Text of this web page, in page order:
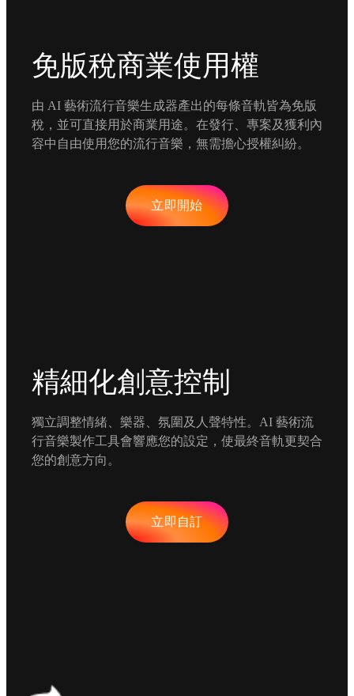
免版稅商業使用權
由 AI 藝術流行音樂生成器產出的每條音軌皆為免版
稅，並可直接用於商業用途。在發行、專案及獲利內
容中自由使用您的流行音樂，無需擔心授權糾紛。
立即開始
精細化創意控制
獨立調整情緒、樂器、氛圍及人聲特性。AI 藝術流
行音樂製作工具會響應您的設定，使最終音軌更契合
您的創意方向。
立即自訂